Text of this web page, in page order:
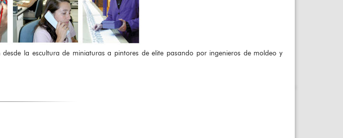
la escultura de miniaturas a pintores de elite pasando por ingenieros de moldeo y